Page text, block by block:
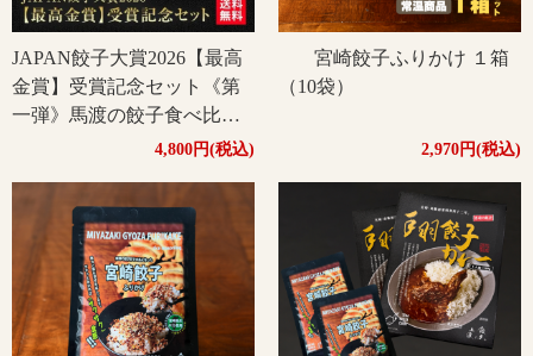
JAPAN餃子大賞2026【最高
金賞】受賞記念セット《第
一弾》馬渡の餃子食べ比べ5
パックセット（もっちり
1P・宮崎地頭鶏1P）宮崎餃
子ふりかけ付き【送料無
料】
4,800円(税込)
宮崎餃子ふりかけ １箱
（10袋）
2,970円(税込)